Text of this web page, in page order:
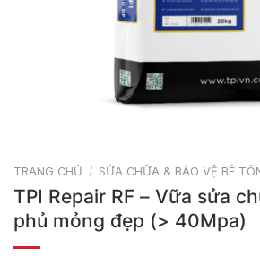
TRANG CHỦ / SỬA CHỮA & BẢO VỆ BÊ
TPI Repair RF – Vữa sửa
phủ mỏng đẹp (> 40Mpa)